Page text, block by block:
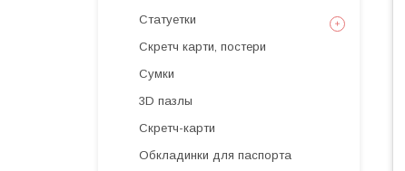
Статуетки
Скретч карти, постери
Сумки
3D пазлы
Скретч-карти
Обкладинки для паспорта